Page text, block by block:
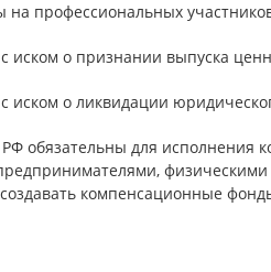
профессиональных
иском о признании выпуска
иском о ликвидации
обязательны для исполнения
физическими
компенсационные